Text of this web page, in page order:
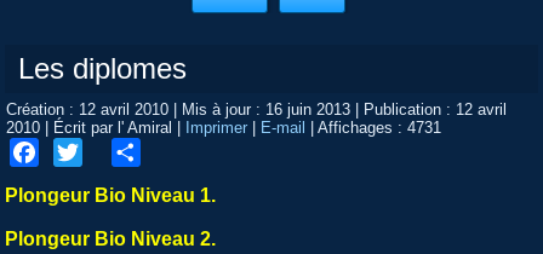
Les diplomes
Création : 12 avril 2010 | Mis à jour : 16 juin 2013 | Publication : 12 avril
2010 | Écrit par l' Amiral | Imprimer | E-mail |Affichages : 4731
Plongeur Bio Niveau 1.
Plongeur Bio Niveau 2.